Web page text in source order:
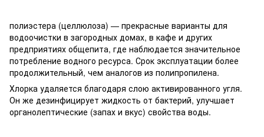
полиэстера (целлюлоза) — прекрасные варианты для
водоочистки в загородных домах, в кафе и других
предприятиях общепита, где наблюдается значительное
потребление водного ресурса. Срок эксплуатации более
продолжительный, чем аналогов из полипропилена.
Хлорка удаляется благодаря слою активированного угля.
Он же дезинфицирует жидкость от бактерий, улучшает
органолептические (запах и вкус) свойства воды.